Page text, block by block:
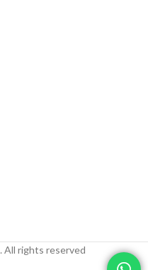
. All rights reserved